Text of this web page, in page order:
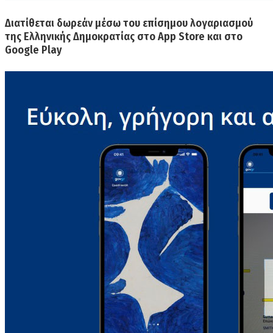
Διατίθεται δωρεάν μέσω του επίσημου λογαριασμού
της Ελληνικής Δημοκρατίας στο App Store και στο
Google Play